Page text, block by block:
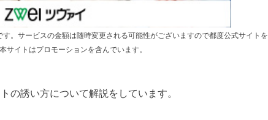
す。サービスの金額は随時変更される可能性がございますので都度公式サイトを
サイトはプロモーションを含んでいます。
の誘い方について解説をしています。